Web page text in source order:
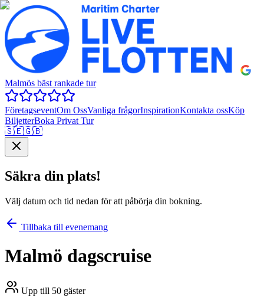
Malmös bäst rankade tur
FöretagseventOm OssVanliga frågorInspirationKontakta ossKöp
BiljetterBoka Privat Tur
🇸🇪🇬🇧
Säkra din plats!
Välj datum och tid nedan för att påbörja din bokning.
Tillbaka till evenemang
Malmö dagscruise
Upp till 50 gäster